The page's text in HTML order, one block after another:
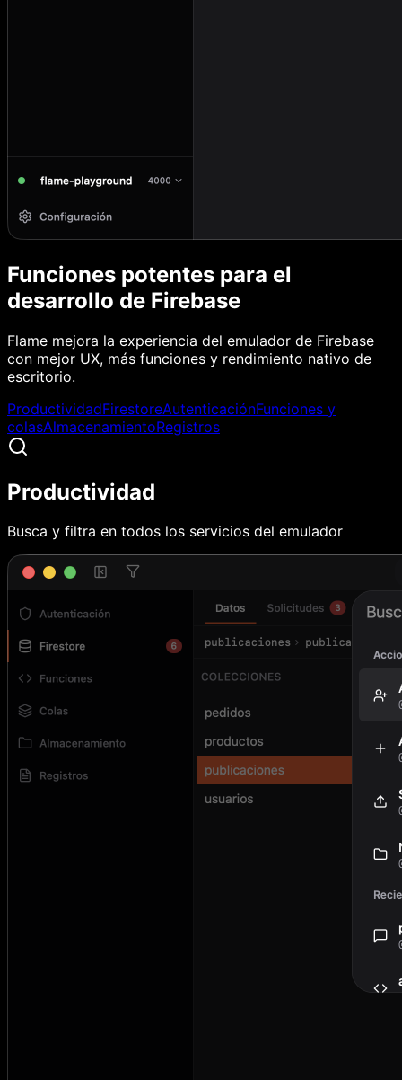
Funciones potentes para el
desarrollo de Firebase
Flame mejora la experiencia del emulador de Firebase
con mejor UX, más funciones y rendimiento nativo de
escritorio.
ProductividadFirestoreAutenticaciónFunciones y
colasAlmacenamientoRegistros
Productividad
Busca y filtra en todos los servicios del emulador